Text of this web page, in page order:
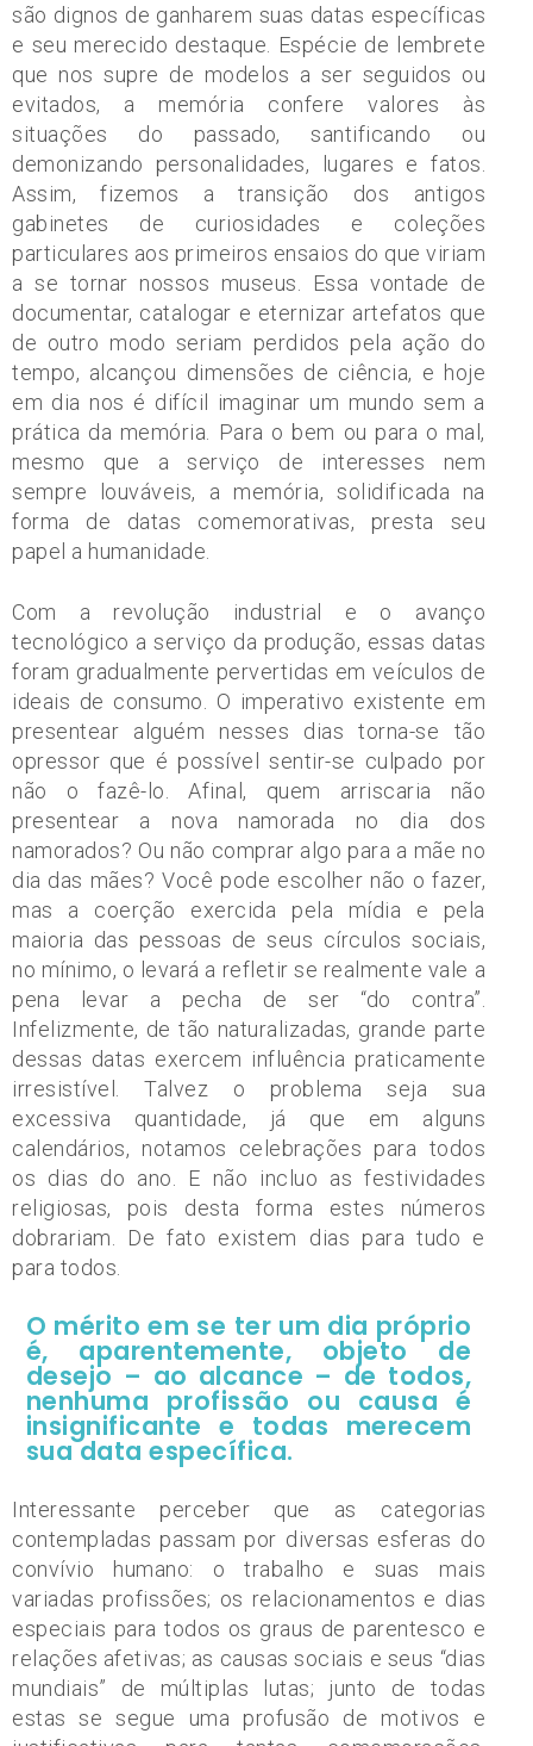
são dignos de ganharem suas datas específicas
e seu merecido destaque. Espécie de lembrete
que nos supre de modelos a ser seguidos ou
evitados, a memória confere valores às
situações do passado, santificando ou
demonizando personalidades, lugares e fatos.
Assim, fizemos a transição dos antigos
gabinetes de curiosidades e coleções
particulares aos primeiros ensaios do que viriam
a se tornar nossos museus. Essa vontade de
documentar, catalogar e eternizar artefatos que
de outro modo seriam perdidos pela ação do
tempo, alcançou dimensões de ciência, e hoje
em dia nos é difícil imaginar um mundo sem a
prática da memória. Para o bem ou para o mal,
mesmo que a serviço de interesses nem
sempre louváveis, a memória, solidificada na
forma de datas comemorativas, presta seu
papel a humanidade.
Com a revolução industrial e o avanço
tecnológico a serviço da produção, essas datas
foram gradualmente pervertidas em veículos de
ideais de consumo. O imperativo existente em
presentear alguém nesses dias torna-se tão
opressor que é possível sentir-se culpado por
não o fazê-lo. Afinal, quem arriscaria não
presentear a nova namorada no dia dos
namorados? Ou não comprar algo para a mãe no
dia das mães? Você pode escolher não o fazer,
mas a coerção exercida pela mídia e pela
maioria das pessoas de seus círculos sociais,
no mínimo, o levará a refletir se realmente vale a
pena levar a pecha de ser “do contra”.
Infelizmente, de tão naturalizadas, grande parte
dessas datas exercem influência praticamente
irresistível. Talvez o problema seja sua
excessiva quantidade, já que em alguns
calendários, notamos celebrações para todos
os dias do ano. E não incluo as festividades
religiosas, pois desta forma estes números
dobrariam. De fato existem dias para tudo e
para todos.
O mérito em se ter um dia próprio
é, aparentemente, objeto de
desejo – ao alcance – de todos,
nenhuma profissão ou causa é
insignificante e todas merecem
sua data específica.
Interessante perceber que as categorias
contempladas passam por diversas esferas do
convívio humano: o trabalho e suas mais
variadas profissões; os relacionamentos e dias
especiais para todos os graus de parentesco e
relações afetivas; as causas sociais e seus “dias
mundiais” de múltiplas lutas; junto de todas
estas se segue uma profusão de motivos e